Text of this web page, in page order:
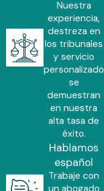
Nuestra
experiencia,
destreza en
los tribunales
y servicio
personalizado
se
demuestran
en nuestra
alta tasa de
éxito.
Hablamos
español
Trabaje con
un abogado